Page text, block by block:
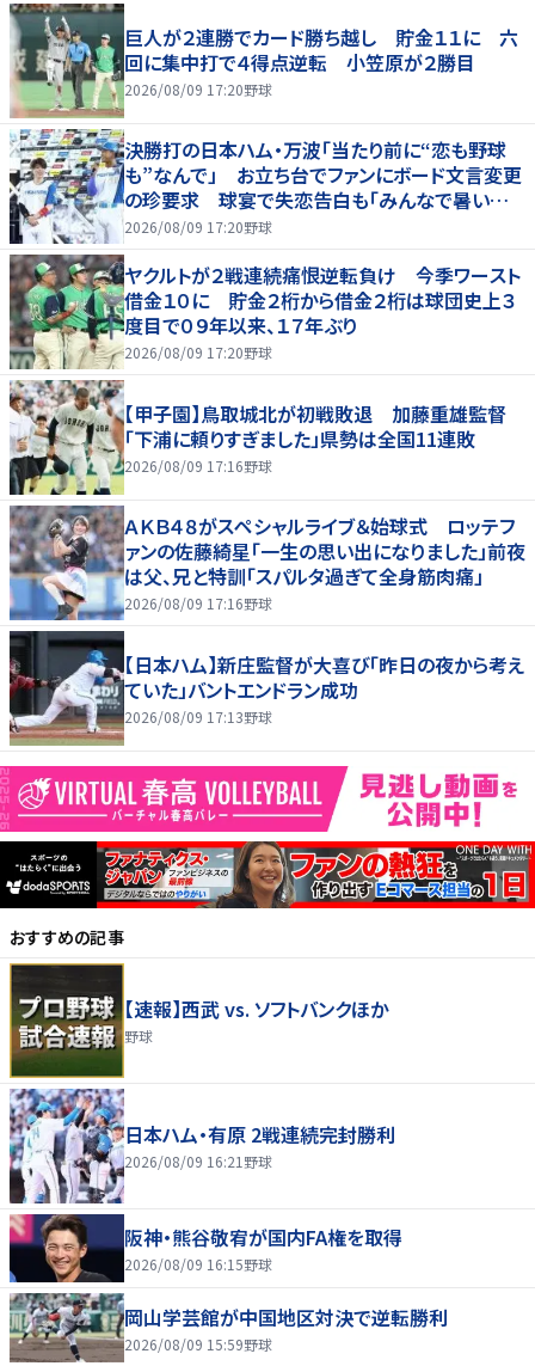
巨人が２連勝でカード勝ち越し 貯金１１に 六
回に集中打で４得点逆転 小笠原が２勝目
2026/08/09 17:20野球
決勝打の日本ハム・万波「当たり前に“恋も野球
も”なんで」 お立ち台でファンにボード文言変更
の珍要求 球宴で失恋告白も「みんなで暑い夏
にしましょう！」
2026/08/09 17:20野球
ヤクルトが２戦連続痛恨逆転負け 今季ワースト
借金１０に 貯金２桁から借金２桁は球団史上３
度目で０９年以来、１７年ぶり
2026/08/09 17:20野球
【甲子園】鳥取城北が初戦敗退 加藤重雄監督
「下浦に頼りすぎました」県勢は全国11連敗
2026/08/09 17:16野球
ＡＫＢ４８がスペシャルライブ＆始球式 ロッテフ
ァンの佐藤綺星「一生の思い出になりました」前夜
は父、兄と特訓「スパルタ過ぎて全身筋肉痛」
2026/08/09 17:16野球
【日本ハム】新庄監督が大喜び「昨日の夜から考え
ていた」バントエンドラン成功
2026/08/09 17:13野球
おすすめの記事
【速報】西武 vs. ソフトバンクほか
野球
日本ハム・有原 2戦連続完封勝利
2026/08/09 16:21 野球
阪神・熊谷敬宥が国内FA権を取得
2026/08/09 16:15野球
岡山学芸館が中国地区対決で逆転勝利
2026/08/09 15:59野球